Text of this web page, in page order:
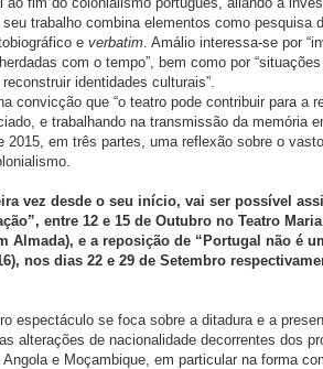
trabalho combina elementos como pesquisa
e verbatim. Amálio interessa-se por
com o tempo”, bem como por
identidades culturais”.
convicção que “o teatro pode contribuir para a
e trabalhando na transmissão da memória
2015, em três partes, uma reflexão sobre o
vez desde o seu início, vai ser possível
entre 12 e 15 de Outubro no Teatro
Almada), e a reposição de “Portugal não é
nos dias 22 e 29 de Setembro
espectáculo se foca sobre a ditadura e a
alterações de nacionalidade decorrentes dos
e Moçambique, em particular na forma